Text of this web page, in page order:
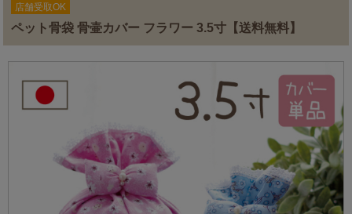
店舗受取OK
ペット骨袋 骨壷カバー フラワー 3.5寸【送料無料】